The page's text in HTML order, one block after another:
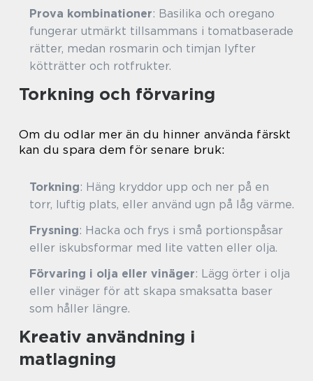
Prova kombinationer: Basilika och oregano
fungerar utmärkt tillsammans i tomatbaserade
rätter, medan rosmarin och timjan lyfter
kötträtter och rotfrukter.
Torkning och förvaring
Om du odlar mer än du hinner använda färskt
kan du spara dem för senare bruk:
Torkning: Häng kryddor upp och ner på en
torr, luftig plats, eller använd ugn på låg värme.
Frysning: Hacka och frys i små portionspåsar
eller iskubsformar med lite vatten eller olja.
Förvaring i olja eller vinäger: Lägg örter i olja
eller vinäger för att skapa smaksatta baser
som håller längre.
Kreativ användning i
matlagning